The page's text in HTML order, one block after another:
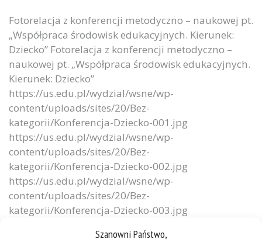
Szanowni Państwo,
Fotorelacja z konferencji metodyczno – naukowej pt.
„Współpraca środowisk edukacyjnych. Kierunek:
Dziecko” Fotorelacja z konferencji metodyczno –
naukowej pt. „Współpraca środowisk edukacyjnych.
Kierunek: Dziecko”
https://us.edu.pl/wydzial/wsne/wp-
content/uploads/sites/20/Bez-
kategorii/Konferencja-Dziecko-001.jpg
https://us.edu.pl/wydzial/wsne/wp-
content/uploads/sites/20/Bez-
kategorii/Konferencja-Dziecko-002.jpg
https://us.edu.pl/wydzial/wsne/wp-
content/uploads/sites/20/Bez-
kategorii/Konferencja-Dziecko-003.jpg
content/uploads/sites/20/Bez-